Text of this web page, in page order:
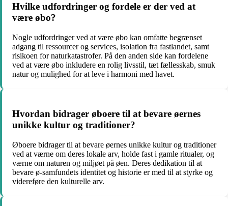
Hvilke udfordringer og fordele er der ved at
være øbo?
Nogle udfordringer ved at være øbo kan omfatte begrænset
adgang til ressourcer og services, isolation fra fastlandet, samt
risikoen for naturkatastrofer. På den anden side kan fordelene
ved at være øbo inkludere en rolig livsstil, tæt fællesskab, smuk
natur og mulighed for at leve i harmoni med havet.
Hvordan bidrager øboere til at bevare øernes
unikke kultur og traditioner?
Øboere bidrager til at bevare øernes unikke kultur og traditioner
ved at værne om deres lokale arv, holde fast i gamle ritualer, og
værne om naturen og miljøet på øen. Deres dedikation til at
bevare ø-samfundets identitet og historie er med til at styrke og
videreføre den kulturelle arv.